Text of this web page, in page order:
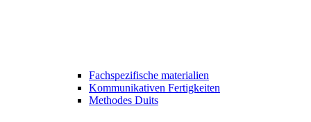
Fachspezifische materialien
Kommunikativen Fertigkeiten
Methodes Duits